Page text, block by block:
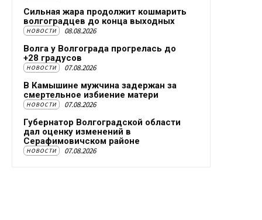
Сильная жара продолжит кошмарить
волгоградцев до конца выходных
НОВОСТИ 08.08.2026
Волга у Волгограда прогрелась до
+28 градусов
НОВОСТИ 07.08.2026
В Камышине мужчина задержан за
смертельное избиение матери
НОВОСТИ 07.08.2026
Губернатор Волгоградской области
дал оценку изменений в
Серафимовичском районе
НОВОСТИ 07.08.2026